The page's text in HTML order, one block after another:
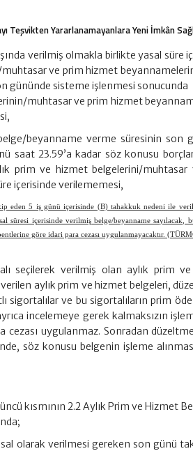
Teşvikten Yararlanamayanlara Yeni İmkân
verilmiş olmakla birlikte yasal süre
ve prim hizmet
gününde sisteme işlenmesi sonucunda
muhtasar ve prim hizmet
beyanname verme süresinin son
saat 23.59’a kadar söz konusu
prim ve hizmet belgelerini/muhtasar
içerisinde verilememesi,
eden 5 iş günü içerisinde (B) tahakkuk nedeni ile
süresi içerisinde verilmiş belge/beyanname sayılacak,
göre idari para cezası uygulanmayacaktır.
seçilerek verilmiş olan aylık prim
aylık prim ve hizmet belgeleri,
sigortalılar ve bu sigortalıların prim
incelemeye gerek kalmaksızın
uygulanmaz. Sonradan
söz konusu belgenin işleme
kısmının 2.2 Aylık Prim ve Hizmet
olarak verilmesi gereken son günü